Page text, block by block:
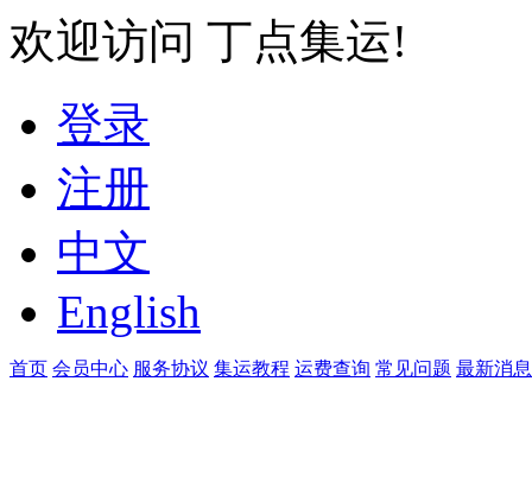
欢迎访问 丁点集运!
登录
注册
中文
English
首页 会员中心 服务协议 集运教程 运费查询 常见问题 最新消息